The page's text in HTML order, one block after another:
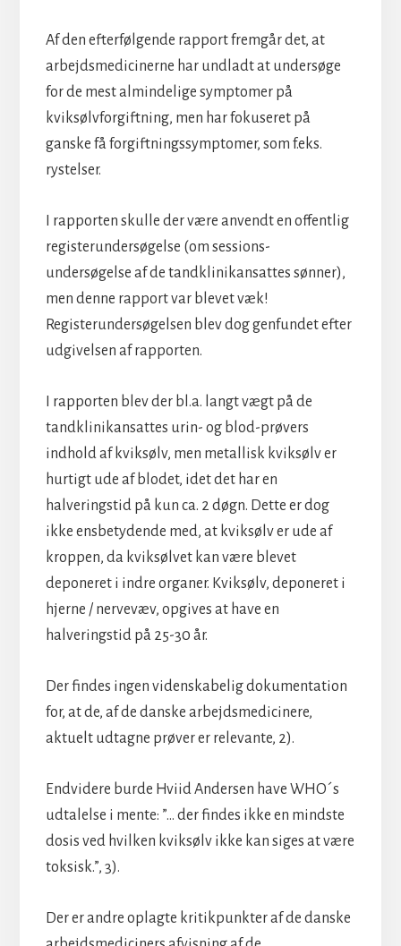
Af den efterfølgende rapport fremgår det, at
arbejdsmedicinerne har undladt at undersøge
for de mest almindelige symptomer på
kviksølvforgiftning, men har fokuseret på
ganske få forgiftningssymptomer, som f.eks.
rystelser.
I rapporten skulle der være anvendt en offentlig
registerundersøgelse (om sessions-
undersøgelse af de tandklinikansattes sønner),
men denne rapport var blevet væk!
Registerundersøgelsen blev dog genfundet efter
udgivelsen af rapporten.
I rapporten blev der bl.a. langt vægt på de
tandklinikansattes urin- og blod-prøvers
indhold af kviksølv, men metallisk kviksølv er
hurtigt ude af blodet, idet det har en
halveringstid på kun ca. 2 døgn. Dette er dog
ikke ensbetydende med, at kviksølv er ude af
kroppen, da kviksølvet kan være blevet
deponeret i indre organer. Kviksølv, deponeret i
hjerne / nervevæv, opgives at have en
halveringstid på 25-30 år.
Der findes ingen videnskabelig dokumentation
for, at de, af de danske arbejdsmedicinere,
aktuelt udtagne prøver er relevante, 2).
Endvidere burde Hviid Andersen have WHO´s
udtalelse i mente: ”… der findes ikke en mindste
dosis ved hvilken kviksølv ikke kan siges at være
toksisk.”, 3).
Der er andre oplagte kritikpunkter af de danske